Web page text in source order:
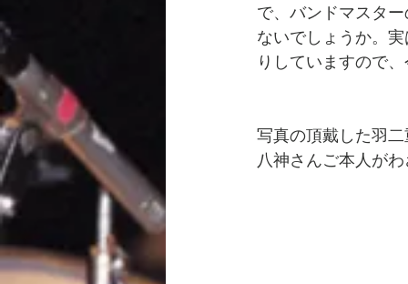
で、バンドマスタ
ないでしょうか。
りしていますので
写真の頂戴した羽
八神さんご本人が